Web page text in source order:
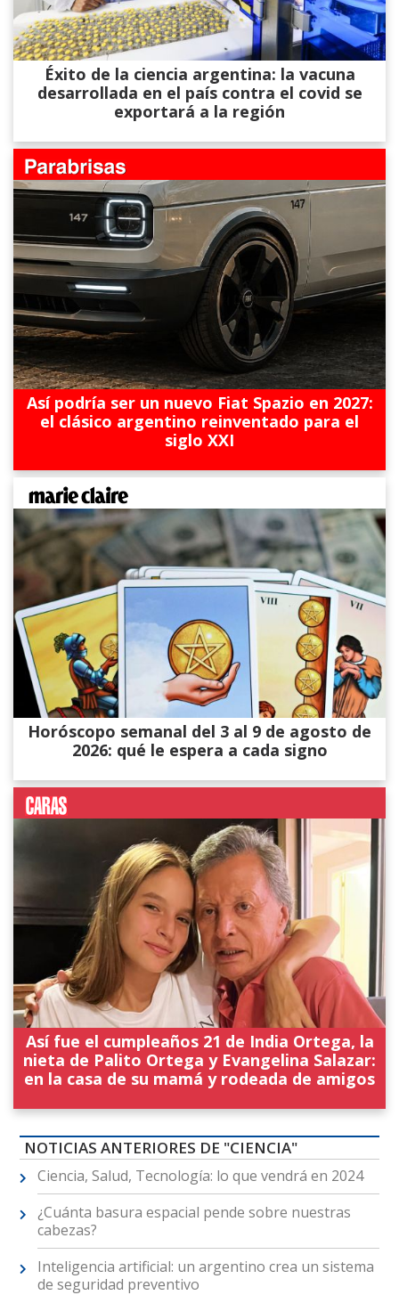
Éxito de la ciencia argentina: la vacuna
desarrollada en el país contra el covid se
exportará a la región
Así podría ser un nuevo Fiat Spazio en 2027:
el clásico argentino reinventado para el
siglo XXI
Horóscopo semanal del 3 al 9 de agosto de
2026: qué le espera a cada signo
Así fue el cumpleaños 21 de India Ortega, la
nieta de Palito Ortega y Evangelina Salazar:
en la casa de su mamá y rodeada de amigos
NOTICIAS ANTERIORES DE "CIENCIA"
Ciencia, Salud, Tecnología: lo que vendrá en 2024
¿Cuánta basura espacial pende sobre nuestras
cabezas?
Inteligencia artificial: un argentino crea un sistema
de seguridad preventivo